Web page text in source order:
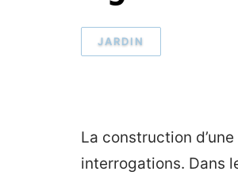
JARDIN
La construction d’une
interrogations. Dans